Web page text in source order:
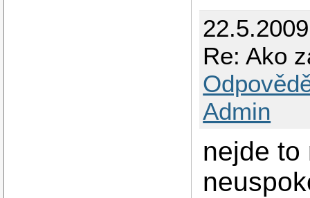
Re: Ako
Admin
nejde to